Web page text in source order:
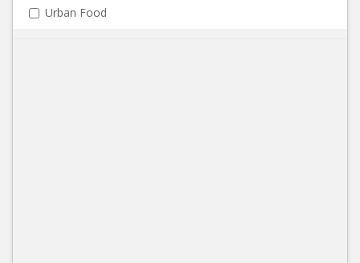
Urban Food